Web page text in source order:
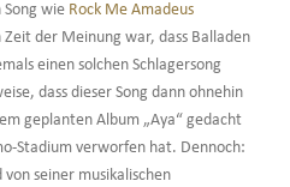
wie Rock Me Amadeus
der Meinung war, dass Balladen
einen solchen Schlagersong
dass dieser Song dann ohnehin
geplanten Album „Aya“ gedacht
Stadium verworfen hat. Dennoch:
von seiner musikalischen